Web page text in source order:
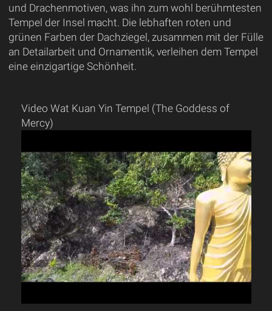
und Drachenmotiven, was ihn zum wohl berühmtesten
Tempel der Insel macht. Die lebhaften roten und
grünen Farben der Dachziegel, zusammen mit der Fülle
an Detailarbeit und Ornamentik, verleihen dem Tempel
eine einzigartige Schönheit.
Video Wat Kuan Yin Tempel (The Goddess of
Mercy)